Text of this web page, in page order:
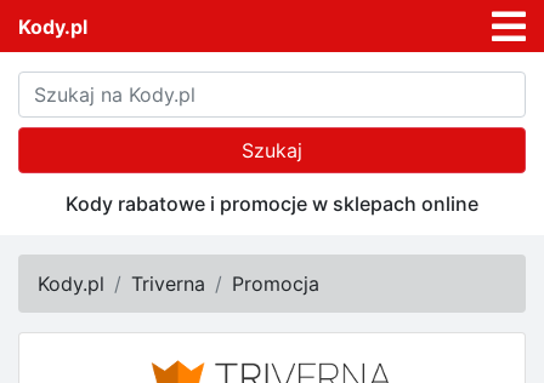
Kody.pl
Szukaj
Kody rabatowe i promocje w sklepach online
Kody.pl Triverna Promocja